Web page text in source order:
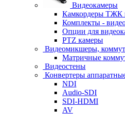
Видеокамеры
Камкордеры ТЖК
Комплекты -
Опции для
PTZ камеры
Видеомикшеры,
Матричные
Видеостены
Конвертеры
NDI
Audio-SDI
SDI-HDMI
AV